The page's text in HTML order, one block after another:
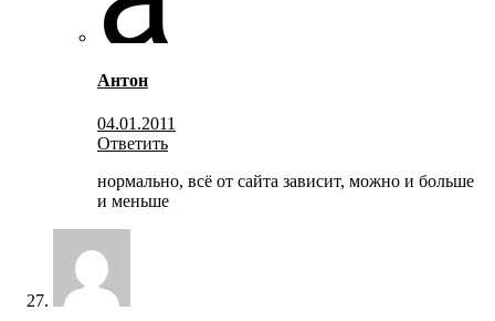
Антон
04.01.2011
Ответить
нормально, всё от сайта зависит, можно и больше
и меньше